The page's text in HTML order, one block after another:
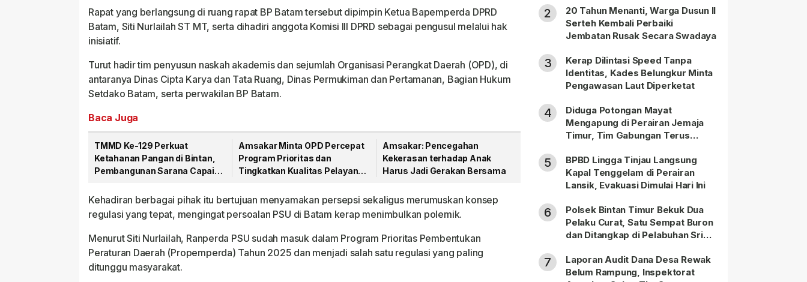
Rapat yang berlangsung di ruang rapat BP Batam tersebut dipimpin Ketua Bapemperda DPRD
Batam, Siti Nurlailah ST MT, serta dihadiri anggota Komisi III DPRD sebagai pengusul melalui hak
inisiatif.
Turut hadir tim penyusun naskah akademis dan sejumlah Organisasi Perangkat Daerah (OPD), di
antaranya Dinas Cipta Karya dan Tata Ruang, Dinas Permukiman dan Pertamanan, Bagian Hukum
Setdako Batam, serta perwakilan BP Batam.
Baca Juga
TMMD Ke-129 Perkuat
Ketahanan Pangan di Bintan,
Pembangunan Sarana Capai
Amsakar Minta OPD Percepat
Program Prioritas dan
Tingkatkan Kualitas Pelayanan
Amsakar: Pencegahan
Kekerasan terhadap Anak
Harus Jadi Gerakan Bersama
Kehadiran berbagai pihak itu bertujuan menyamakan persepsi sekaligus merumuskan konsep
regulasi yang tepat, mengingat persoalan PSU di Batam kerap menimbulkan polemik.
Menurut Siti Nurlailah, Ranperda PSU sudah masuk dalam Program Prioritas Pembentukan
Peraturan Daerah (Propemperda) Tahun 2025 dan menjadi salah satu regulasi yang paling
ditunggu masyarakat.
2
20 Tahun Menanti, Warga Dusun II
Serteh Kembali Perbaiki
Jembatan Rusak Secara Swadaya
3
Kerap Dilintasi Speed Tanpa
Identitas, Kades Belungkur Minta
Pengawasan Laut Diperketat
4
Diduga Potongan Mayat
Mengapung di Perairan Jemaja
Timur, Tim Gabungan Terus
5
BPBD Lingga Tinjau Langsung
Kapal Tenggelam di Perairan
Lansik, Evakuasi Dimulai Hari Ini
6
Polsek Bintan Timur Bekuk Dua
Pelaku Curat, Satu Sempat Buron
dan Ditangkap di Pelabuhan Sri
7
Laporan Audit Dana Desa Rewak
Belum Rampung, Inspektorat